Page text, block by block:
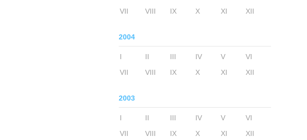
VII
VIII IX X XI XII
2004
I II III IV V
VI
VII
VIII IX X XI XII
2003
I II III IV V
VI
VII
VIII IX X XI XII